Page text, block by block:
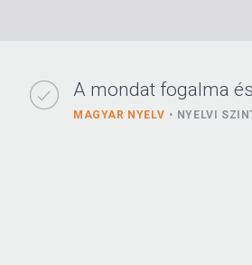
A mondat fogalma
MAGYAR NYELV NYELVI